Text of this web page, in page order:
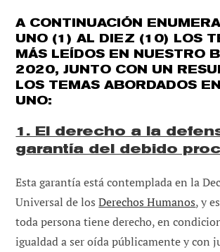
A CONTINUACIÓN
UNO (1) AL DIEZ (10) LOS
MÁS LEÍDOS EN NUESTRO
2020, JUNTO CON UN
LOS TEMAS ABORDADOS
UNO:
1. El derecho a la
garantía del debido
Esta garantía está contemplada en la
Universal de losDerechos Humanos, y
toda persona tiene derecho, en
igualdad a ser oída públicamente y con